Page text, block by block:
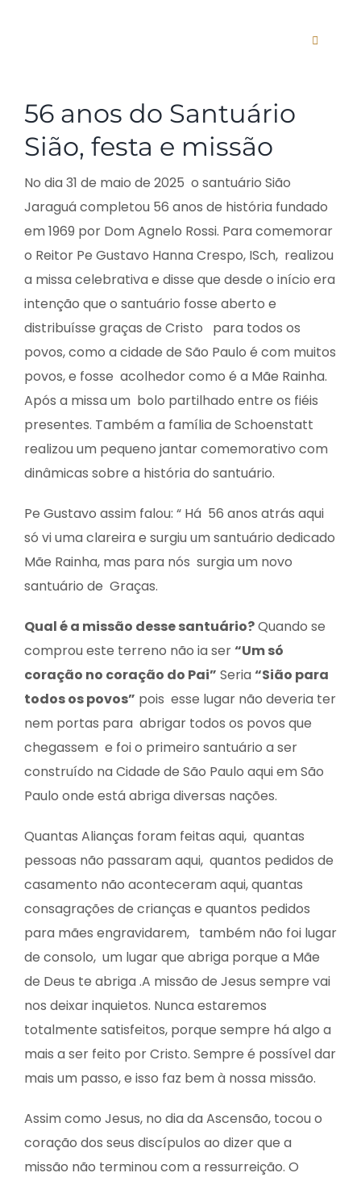
Alternar
O SANTUÁRIO
AGENDA
ANO DA
PADRES
CURSOS
NOTÍCIAS
CONTATO
DOAÇÃO
Larger
Image
56 anos do Santuário
Sião, festa e missão
No dia 31 de maio de 2025 o santuário Sião
Jaraguá completou 56 anos de história fundado
em 1969 por Dom Agnelo Rossi. Para comemorar
o Reitor Pe Gustavo Hanna Crespo, ISch, realizou
a missa celebrativa e disse que desde o início era
intenção que o santuário fosse aberto e
distribuísse graças de Cristo para todos os
povos, como a cidade de São Paulo é com muitos
povos, e fosse acolhedor como é a Mãe Rainha.
Após a missa um bolo partilhado entre os fiéis
presentes. Também a família de Schoenstatt
realizou um pequeno jantar comemorativo com
dinâmicas sobre a história do santuário.
Pe Gustavo assim falou: “ Há 56 anos atrás aqui
só vi uma clareira e surgiu um santuário dedicado
Mãe Rainha, mas para nós surgia um novo
santuário de Graças.
Qual é a missão desse santuário?Quando se
comprou este terreno não ia ser“Um só
coração no coração do Pai” Seria “Sião para
todos os povos” pois esse lugar não deveria ter
nem portas para abrigar todos os povos que
chegassem e foi o primeiro santuário a ser
construído na Cidade de São Paulo aqui em São
Paulo onde está abriga diversas nações.
Quantas Alianças foram feitas aqui, quantas
pessoas não passaram aqui, quantos pedidos de
casamento não aconteceram aqui, quantas
consagrações de crianças e quantos pedidos
para mães engravidarem, também não foi lugar
de consolo, um lugar que abriga porque a Mãe
de Deus te abriga .A missão de Jesus sempre vai
nos deixar inquietos. Nunca estaremos
totalmente satisfeitos, porque sempre há algo a
mais a ser feito por Cristo. Sempre é possível dar
mais um passo, e isso faz bem à nossa missão.
Assim como Jesus, no dia da Ascensão, tocou o
coração dos seus discípulos ao dizer que a
missão não terminou com a ressurreição. O